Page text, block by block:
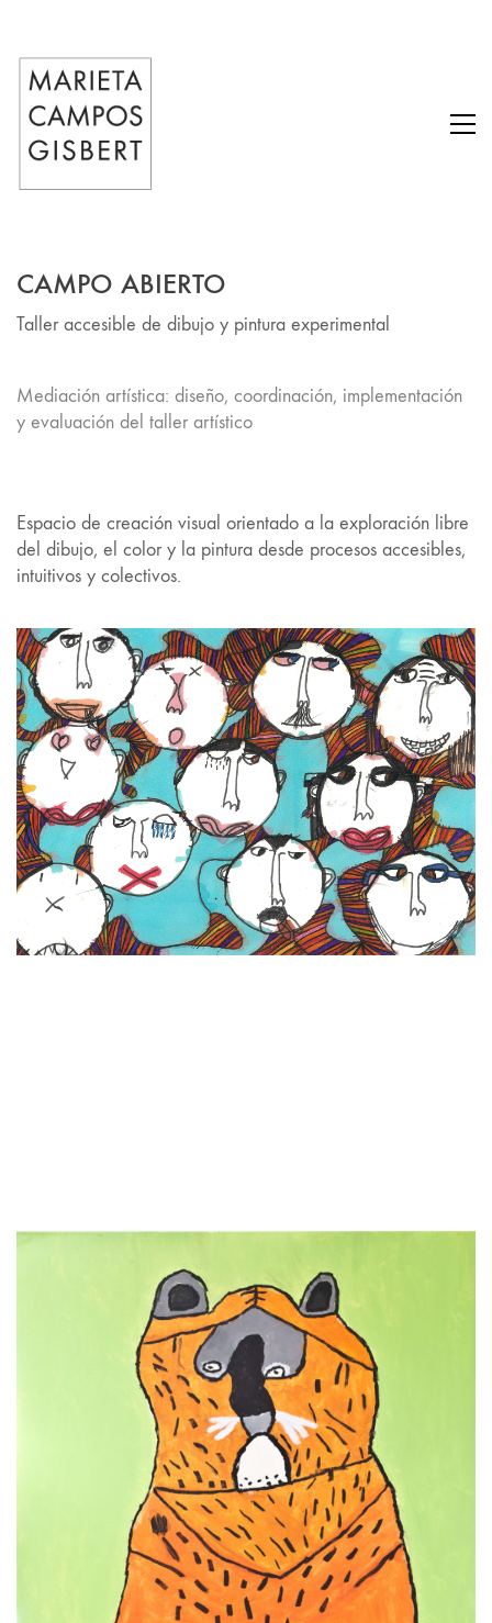
CAMPO ABIERTO
Taller accesible de dibujo y pintura experimental
Mediación artística: diseño, coordinación, implementación
y evaluación del taller artístico
Espacio de creación visual orientado a la exploración libre
del dibujo, el color y la pintura desde procesos accesibles,
intuitivos y colectivos.